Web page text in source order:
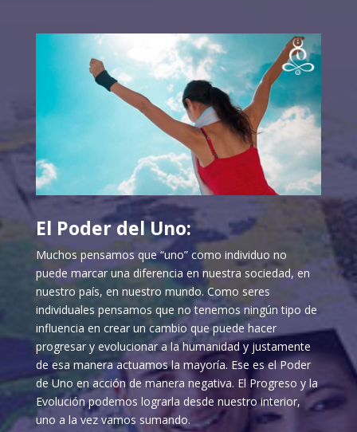
El Poder del Uno:
Muchos pensamos que “uno” como individuo no
puede marcar una diferencia en nuestra sociedad, en
nuestro país, en nuestro mundo. Como seres
individuales pensamos que no tenemos ningún tipo de
influencia en crear un cambio que puede hacer
progresar y evolucionar a la humanidad y justamente
de esa manera actuamos la mayoría. Ese es el Poder
de Uno en acción de manera negativa. El Progreso y la
Evolución podemos lograrla desde nuestro interior,
uno a la vez vamos sumando.